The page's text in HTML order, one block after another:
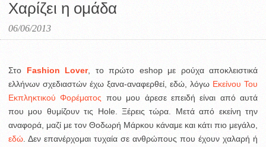
Χαρίζει η ομάδα
06/06/2013
Στο Fashion Lover, το πρώτο eshop με ρούχα αποκλειστικά
ελλήνων σχεδιαστών έχω ξανα-αναφερθεί, εδώ, λόγω Εκείνου Του
Εκπληκτικού Φορέματος που μου άρεσε επειδή είναι από αυτά
που μου θυμίζουν τις Hole. Ξέρεις τώρα. Μετά από εκείνη την
αναφορά, μαζί με τον Θοδωρή Μάρκου κάναμε και κάτι πιο μεγάλο,
εδώ . Δεν επανέρχομαι τυχαία σε ανθρώπους που έχουν χαλαρή ή